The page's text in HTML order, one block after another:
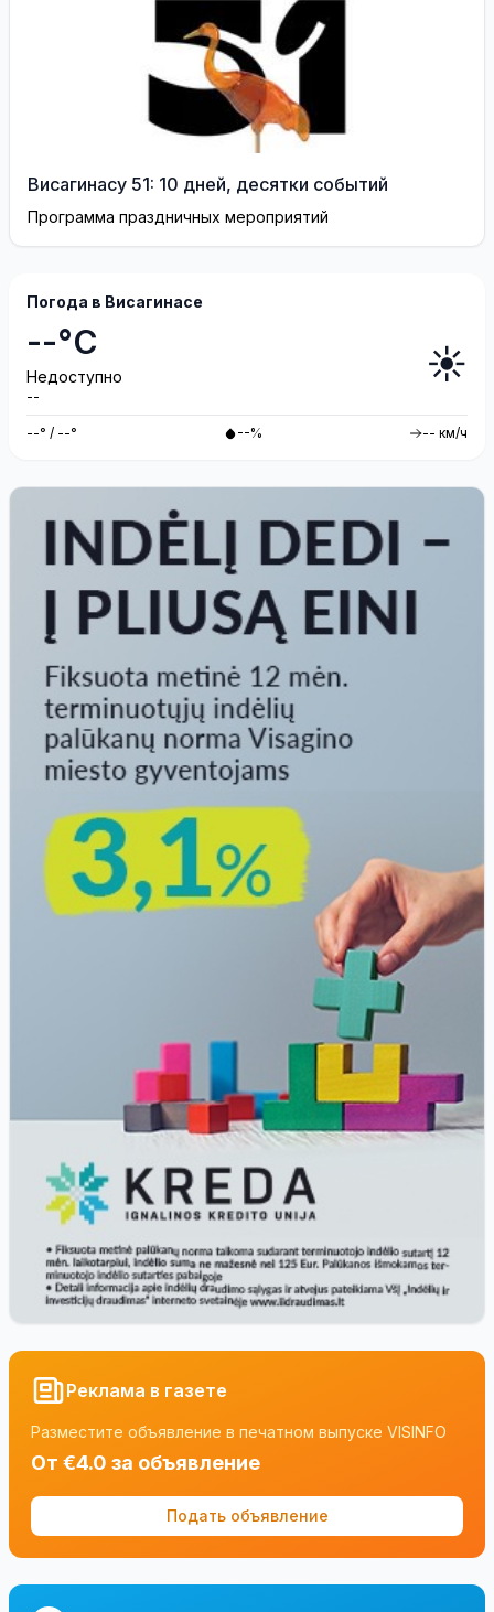
Висагинасу 51: 10 дней, десятки событий
Программа праздничных мероприятий
Погода в Висагинасе
--°C
Недоступно
--
☀️
--° / --° --% -- км/ч
Реклама в газете
Разместите объявление в печатном выпуске VISINFO
От €4.0 за объявление
Подать объявление